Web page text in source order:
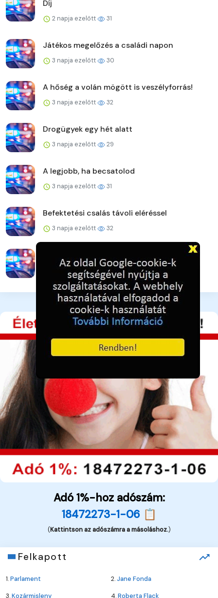
Díj
2 napja ezelőtt 31
Játékos megelőzés a családi napon
3 napja ezelőtt 30
A hőség a volán mögött is veszélyforrás!
3 napja ezelőtt 32
Drogügyek egy hét alatt
3 napja ezelőtt 29
A legjobb, ha becsatolod
3 napja ezelőtt 31
Befektetési csalás távoli eléréssel
3 napja ezelőtt 32
3 napja ezelőtt 39
Adó 1%-hoz adószám:
18472273-1-06 📋
(Kattintson az adószámra a másoláshoz.)
Felkapott
1.Parlament 2.Jane Fonda
3.Kozármisleny 4.Roberta Flack